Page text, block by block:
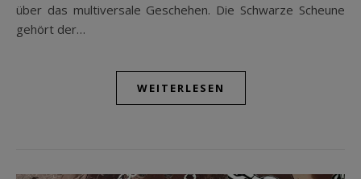
über das multiversale Geschehen. Die Schwarze Scheune
gehört der…
WEITERLESEN